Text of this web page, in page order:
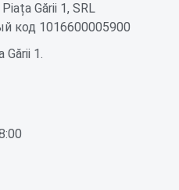
Gării 1, SRL
код 1016600005900
Gării 1.